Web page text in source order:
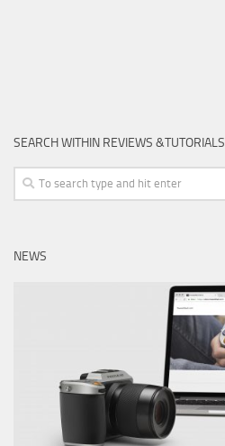
SEARCH WITHIN REVIEWS &TUTORIALS
NEWS